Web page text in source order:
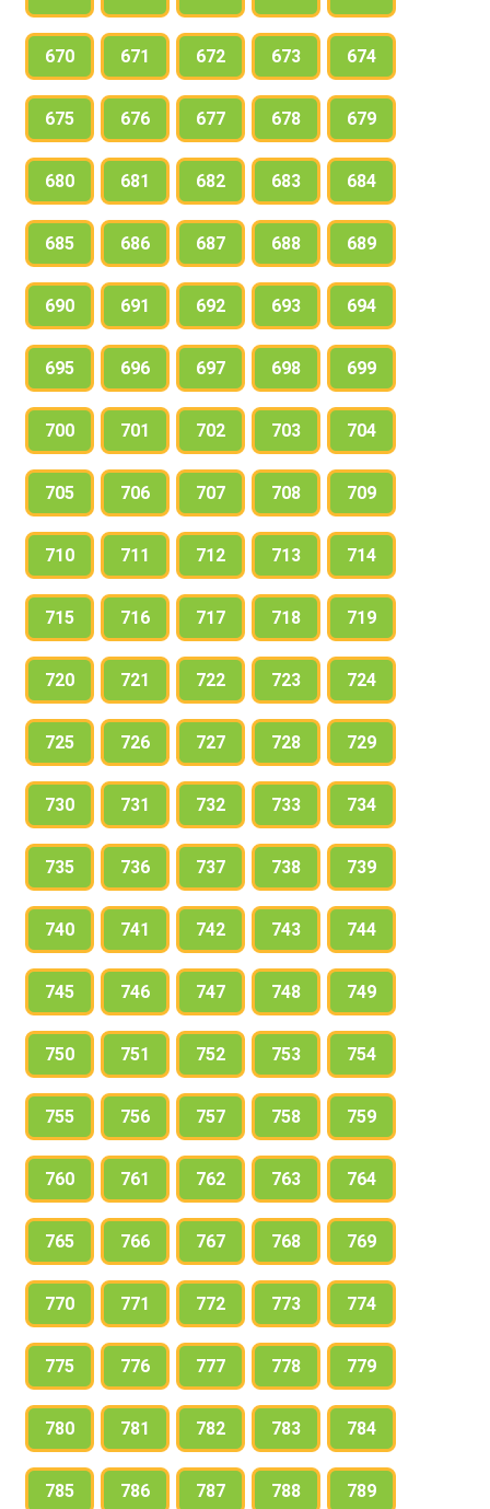
670 671 672 673 674
675 676 677 678 679
680 681 682 683 684
685 686 687 688 689
690 691 692 693 694
695 696 697 698 699
700 701 702 703 704
705 706 707 708 709
710 711 712 713 714
715 716 717 718 719
720 721 722 723 724
725 726 727 728 729
730 731 732 733 734
735 736 737 738 739
740 741 742 743 744
745 746 747 748 749
750 751 752 753 754
755 756 757 758 759
760 761 762 763 764
765 766 767 768 769
770 771 772 773 774
775 776 777 778 779
780 781 782 783 784
785 786 787 788 789